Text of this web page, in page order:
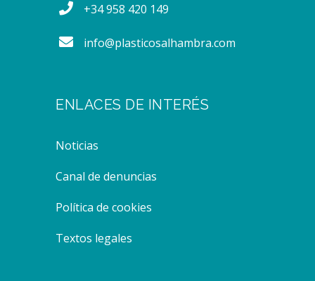
+34 958 420 149
info@plasticosalhambra.com
ENLACES DE INTERÉS
noticias
canal de denuncias
política de cookies
textos legales